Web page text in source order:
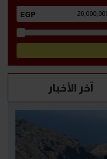
آخر الأخبار